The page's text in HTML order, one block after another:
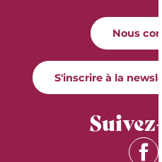
Nous
S'inscrire à la